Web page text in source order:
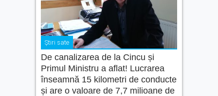
Știri sate
De canalizarea de la Cincu și
Primul Ministru a aflat! Lucrarea
înseamnă 15 kilometri de conducte
și are o valoare de 7,7 milioane de